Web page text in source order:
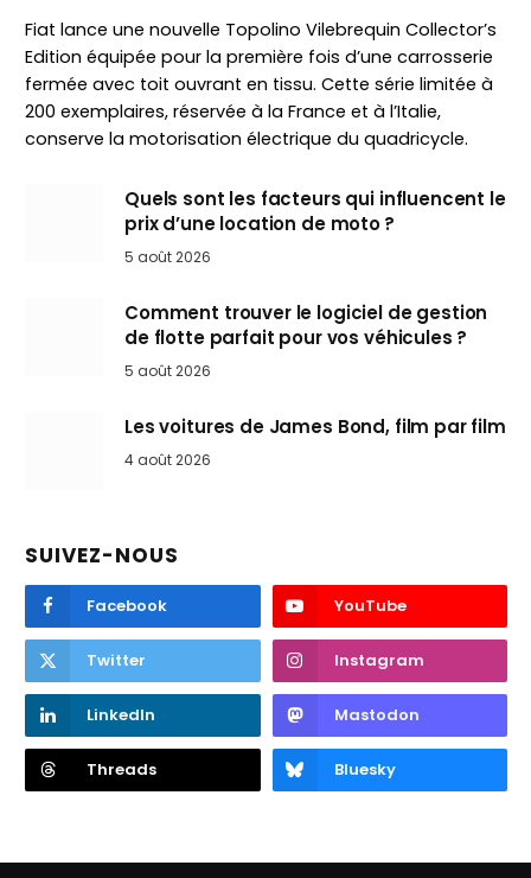
Fiat lance une nouvelle Topolino Vilebrequin Collector’s
Edition équipée pour la première fois d’une carrosserie
fermée avec toit ouvrant en tissu. Cette série limitée à
200 exemplaires, réservée à la France et à l’Italie,
conserve la motorisation électrique du quadricycle.
Quels sont les facteurs qui influencent le
prix d’une location de moto ?
5 août 2026
Comment trouver le logiciel de gestion
de flotte parfait pour vos véhicules ?
5 août 2026
Les voitures de James Bond, film par film
4 août 2026
SUIVEZ-NOUS
Facebook YouTube
Twitter Instagram
LinkedIn Mastodon
Threads Bluesky